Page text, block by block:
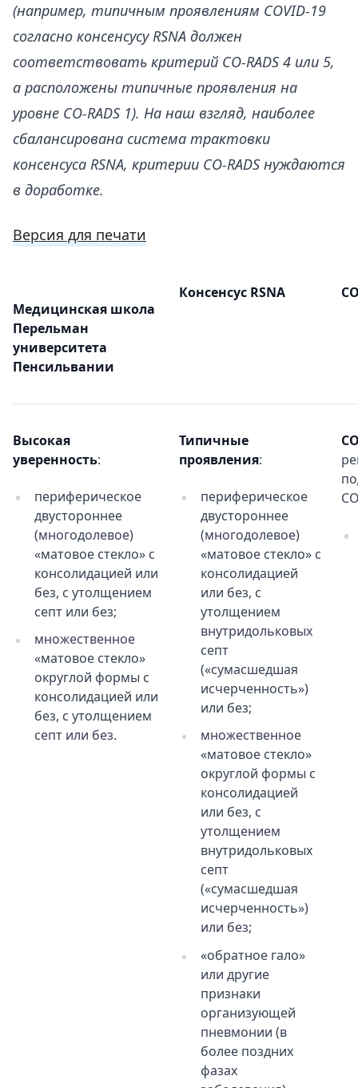
(например, типичным проявлениям COVID-19
согласно консенсусу RSNA должен
соответствовать критерий CO-RADS 4 или 5,
а расположены типичные проявления на
уровне CO-RADS 1). На наш взгляд, наиболее
сбалансирована система трактовки
консенсуса RSNA, критерии CO-RADS нуждаются
в доработке.
Версия для печати
Медицинская школа
Перельман
университета
Пенсильвании
Консенсус RSNA
Высокая
уверенность:
периферическое
двустороннее
(многодолевое)
«матовое стекло» с
консолидацией или
без, с утолщением
септ или без;
множественное
«матовое стекло»
округлой формы с
консолидацией или
без, с утолщением
септ или без.
Типичные
проявления:
периферическое
двустороннее
(многодолевое)
«матовое стекло» с
консолидацией
или без, с
утолщением
внутридольковых
септ
(«сумасшедшая
исчерченность»)
или без;
множественное
«матовое стекло»
округлой формы с
консолидацией
или без, с
утолщением
внутридольковых
септ
(«сумасшедшая
исчерченность»)
или без;
«обратное гало»
или другие
признаки
организующей
пневмонии (в
более поздних
фазах